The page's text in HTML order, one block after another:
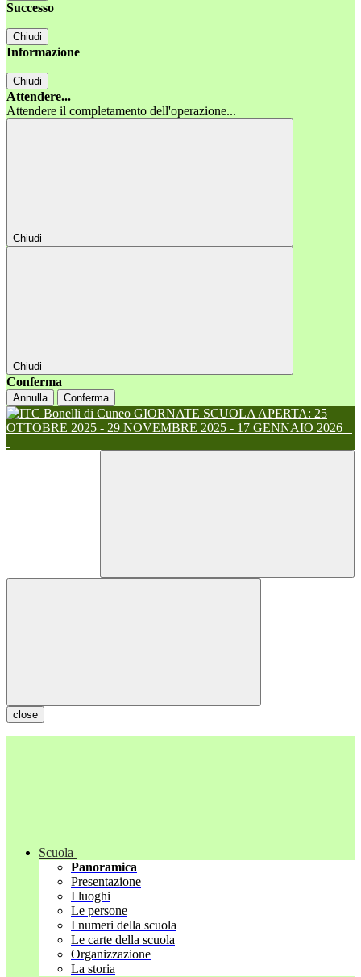
Successo
Chiudi
Informazione
Chiudi
Attendere...
Attendere il completamento dell'operazione...
Chiudi
Chiudi
Conferma
Annulla Conferma
GIORNATE SCUOLA APERTA: 25
OTTOBRE 2025 - 29 NOVEMBRE 2025 - 17 GENNAIO 2026
close
Scuola
Panoramica
Presentazione
I luoghi
Le persone
I numeri della scuola
Le carte della scuola
Organizzazione
La storia